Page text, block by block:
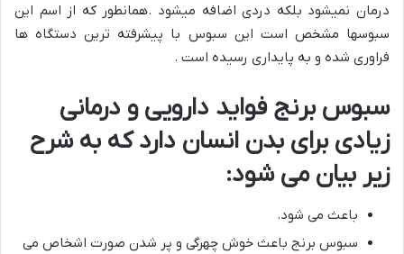
درمان نمیشود بلکه دردی اضافه میشود .همانطور که از اسم این
سبوسها مشخص است این سبوس با پیشرفته ترین دستگاه ها
فراوری شده و به پایداری رسیده است .
سبوس برنج فواید دارویی و درمانی
زیادی برای بدن انسان دارد که به شرح
زیر بیان می شود:
باعث می شود.
سبوس برنج باعث خوش چهرگی و پر شدن صورت اشخاص می